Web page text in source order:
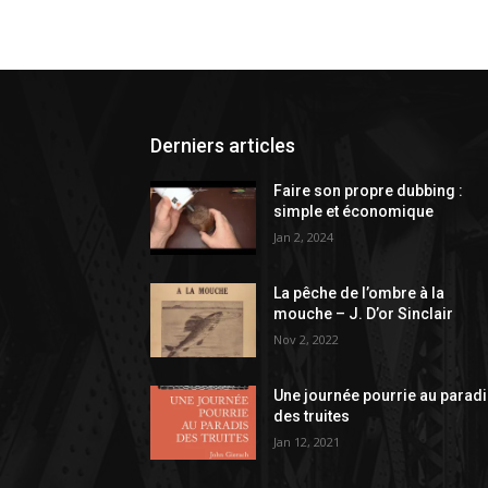
Derniers articles
Faire son propre dubbing :
simple et économique
Jan 2, 2024
La pêche de l’ombre à la
mouche – J. D’or Sinclair
Nov 2, 2022
Une journée pourrie au
des truites
Jan 12, 2021